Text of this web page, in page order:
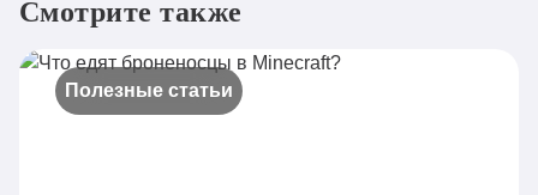
Смотрите также
Полезные статьи